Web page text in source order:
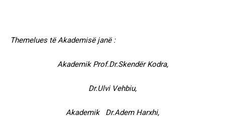
Themelues të Akademisë janë :
Akademik Prof.Dr.Skendër Kodra,
Dr.Ulvi Vehbiu,
Akademik Dr.Adem Harxhi,